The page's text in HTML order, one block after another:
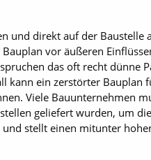
und direkt auf der
vor äußeren
das oft recht
kann ein zerstörter
Viele Bauunternehmen
geliefert wurden, um
stellt einen mitunter